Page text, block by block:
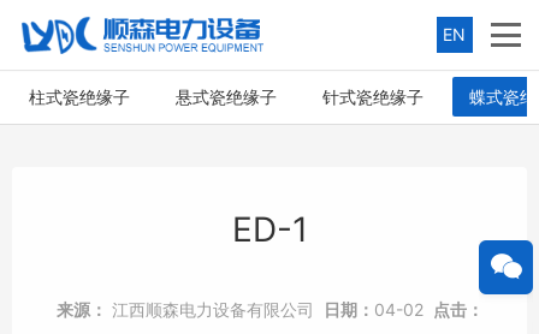
EN
柱式瓷绝缘子 悬式瓷绝缘子 针式瓷绝缘子 蝶式瓷
ED-1
来源： 江西顺森电力设备有限公司 日期： 04-02 点击：